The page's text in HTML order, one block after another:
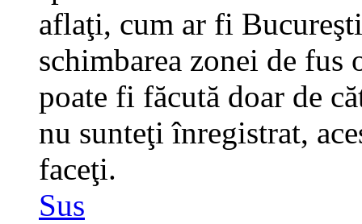
aflaţi, cum ar fi
schimbarea zonei de fus
poate fi făcută doar de
nu sunteţi înregistrat,
faceţi.
Sus